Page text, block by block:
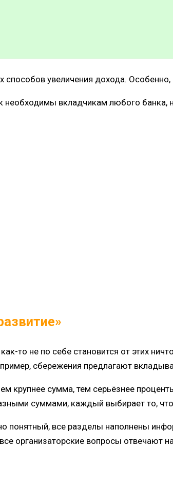
увеличения дохода.
вкладчикам любого банка,
то не по себе становится от этих
сбережения предлагают
крупнее сумма, тем серьёзнее
суммами, каждый выбирает то,
понятный, все разделы наполнены
организаторские вопросы отвечают